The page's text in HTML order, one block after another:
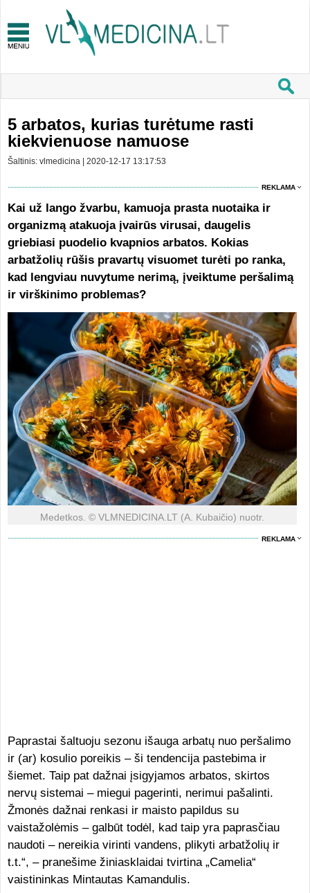
5 arbatos, kurias turėtume rasti
kiekvienuose namuose
Šaltinis: vlmedicina | 2020-12-17 13:17:53
REKLAMA
Kai už lango žvarbu, kamuoja prasta nuotaika ir
organizmą atakuoja įvairūs virusai, daugelis
griebiasi puodelio kvapnios arbatos. Kokias
arbatžolių rūšis pravartų visuomet turėti po ranka,
kad lengviau nuvytume nerimą, įveiktume peršalimą
ir virškinimo problemas?
Medetkos. © VLMNEDICINA.LT (A. Kubaičio) nuotr.
REKLAMA
Paprastai šaltuoju sezonu išauga arbatų nuo peršalimo
ir (ar) kosulio poreikis – ši tendencija pastebima ir
šiemet. Taip pat dažnai įsigyjamos arbatos, skirtos
nervų sistemai – miegui pagerinti, nerimui pašalinti.
Žmonės dažnai renkasi ir maisto papildus su
vaistažolėmis – galbūt todėl, kad taip yra paprasčiau
naudoti – nereikia virinti vandens, plikyti arbatžolių ir
t.t.“, – pranešime žiniasklaidai tvirtina „Camelia“
vaistininkas Mintautas Kamandulis.